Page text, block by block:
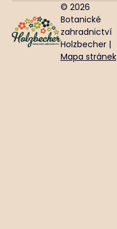
© 2026
Botanické
zahradnictví
Holzbecher |
Mapa stránek